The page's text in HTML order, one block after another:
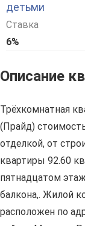
детьми
Ставка
6%
Описание
Трёхкомнатная
(Прайд)
отделкой, от
квартиры 92.60
пятнадцатом
балкона,. Жилой
расположен по